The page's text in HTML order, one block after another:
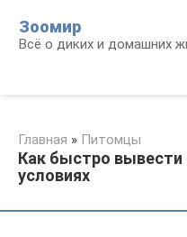
контенту
Зоомир
Всё о диких и домашних
Главная » Питомцы
Как быстро
условиях